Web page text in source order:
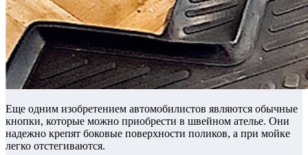
Еще одним изобретением автомобилистов являются обычные
кнопки, которые можно приобрести в швейном ателье. Они
надежно крепят боковые поверхности поликов, а при мойке
легко отстегиваются.